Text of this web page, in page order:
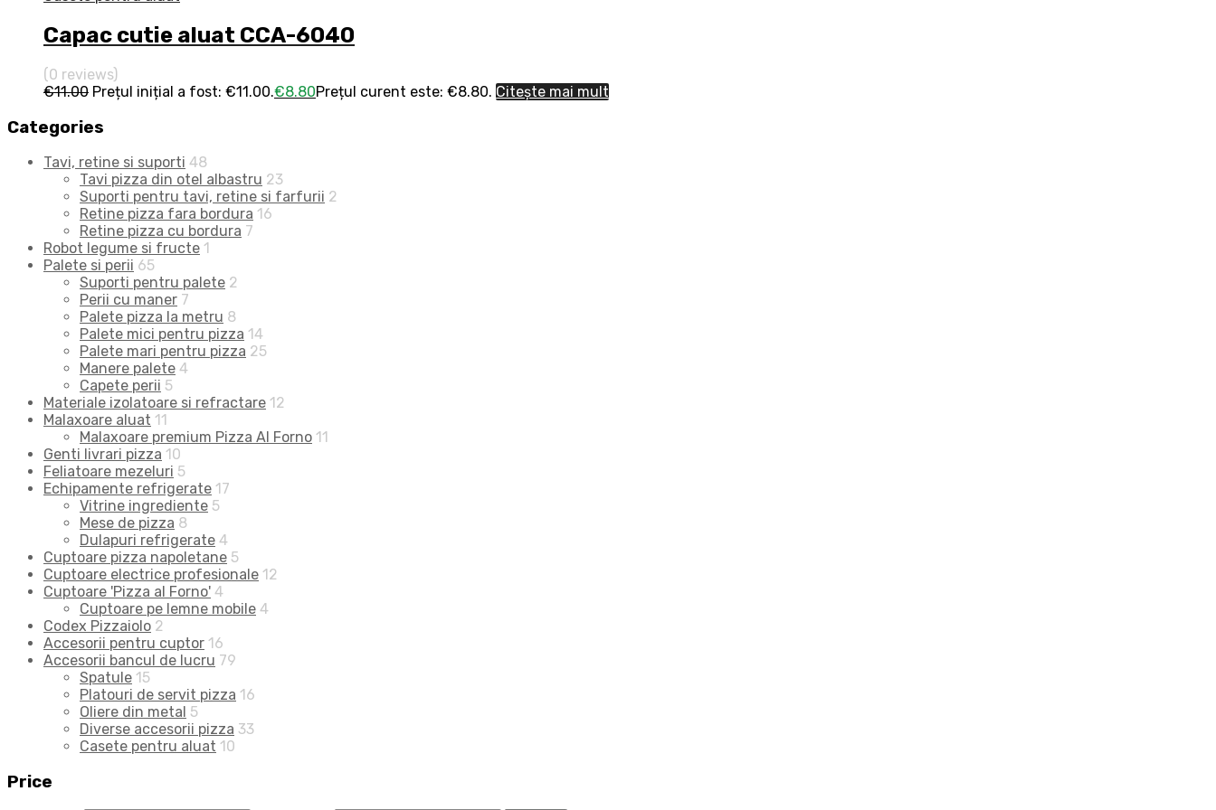
Capac cutie aluat CCA-6040
(0 reviews)
€11.00 Prețul inițial a fost: €11.00.€8.80Prețul curent este: €8.80. Citește mai mult
Categories
Tavi, retine si suporti 48
Tavi pizza din otel albastru 23
Suporti pentru tavi, retine si farfurii 2
Retine pizza fara bordura 16
Retine pizza cu bordura 7
Robot legume si fructe 1
Palete si perii 65
Suporti pentru palete 2
Perii cu maner 7
Palete pizza la metru 8
Palete mici pentru pizza 14
Palete mari pentru pizza 25
Manere palete 4
Capete perii 5
Materiale izolatoare si refractare 12
Malaxoare aluat 11
Malaxoare premium Pizza Al Forno 11
Genti livrari pizza 10
Feliatoare mezeluri 5
Echipamente refrigerate 17
Vitrine ingrediente 5
Mese de pizza 8
Dulapuri refrigerate 4
Cuptoare pizza napoletane 5
Cuptoare electrice profesionale 12
Cuptoare 'Pizza al Forno' 4
Cuptoare pe lemne mobile 4
Codex Pizzaiolo 2
Accesorii pentru cuptor 16
Accesorii bancul de lucru 79
Spatule 15
Platouri de servit pizza 16
Oliere din metal 5
Diverse accesorii pizza 33
Casete pentru aluat 10
Price